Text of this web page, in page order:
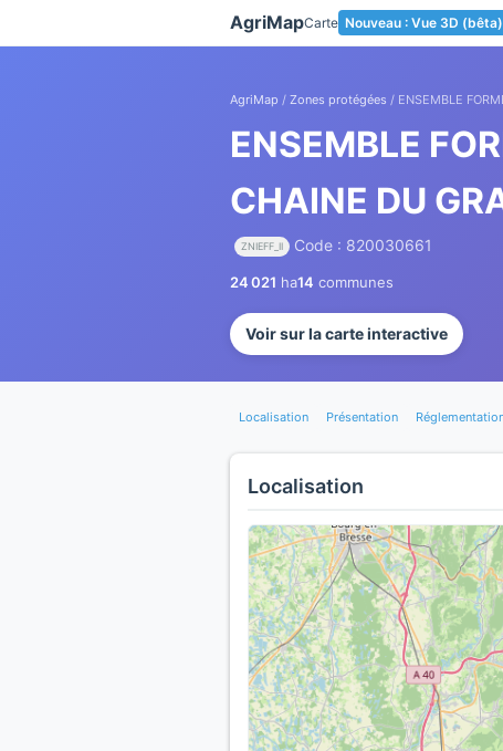
AgriMapCarte Nouveau : Vue 3D (bêta)
AgriMap / Zones protégées / ENSEMBLE
ENSEMBLE
CHAINE DU
ZNIEFF_II Code : 820030661
24 021 ha14 communes
Voir sur la carte interactive
Localisation Présentation
Localisation
Panneau de gestion des cookies